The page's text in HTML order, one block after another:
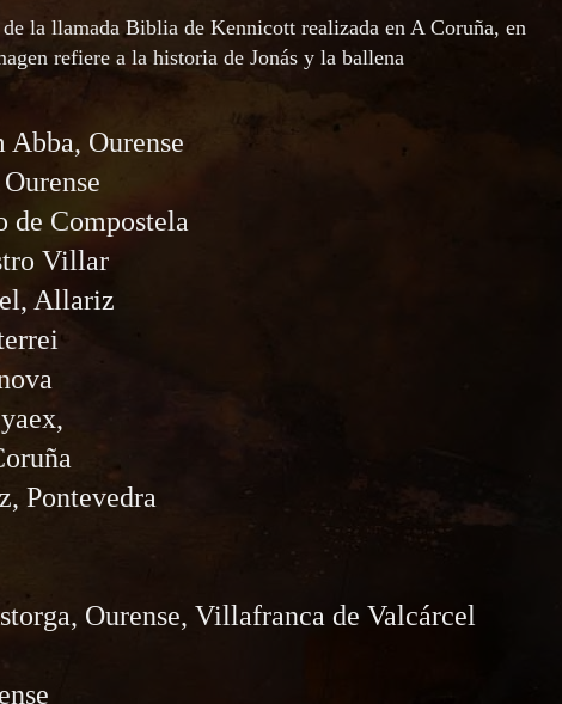
la llamada Biblia de Kennicott realizada en A Coruña, en
refiere a la historia de Jonás y la ballena
Abba, Ourense
de Compostela
Villar
Allariz
Pontevedra
Ourense, Villafranca de Valcárcel